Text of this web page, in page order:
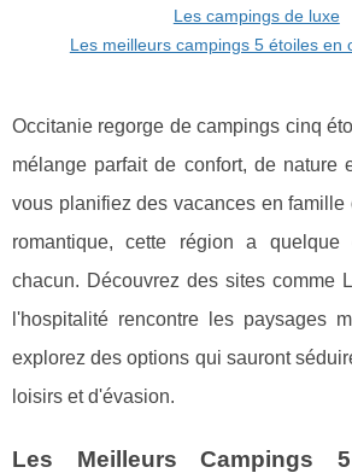
Les campings de luxe
Les meilleurs campings 5 étoiles en
Occitanie regorge de campings cinq
mélange parfait de confort, de nature
vous planifiez des vacances en
romantique, cette région a
chacun. Découvrez des sites comme
l'hospitalité rencontre les paysages
explorez des options qui sauront
loisirs et d'évasion.
Les Meilleurs Campings